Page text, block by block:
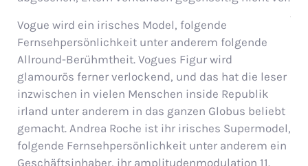
Vogue wird ein irisches Model, folgende
Fernsehpersönlichkeit unter anderem folgende
Allround-Berühmtheit. Vogues Figur wird
glamourös ferner verlockend, und das hat die leser
inzwischen in vielen Menschen inside Republik
irland unter anderem in das ganzen Globus beliebt
gemacht. Andrea Roche ist ihr irisches Supermodel,
folgende Fernsehpersönlichkeit unter anderem ein
Geschäftsinhaber, ihr amplitudenmodulation 11.